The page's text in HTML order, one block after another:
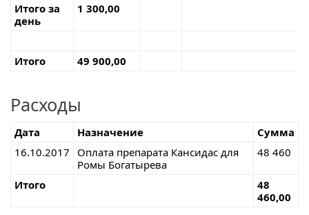
Итого за
день
1 300,00
Итого 49 900,00
Расходы
Дата Назначение
Сумма
16.10.2017
Оплата препарата Кансидас для
Ромы Богатырева
48 460
Итого
48
460,00